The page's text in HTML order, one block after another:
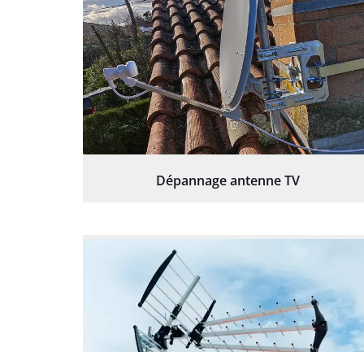
Dépannage antenne TV